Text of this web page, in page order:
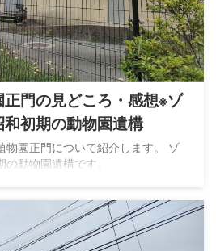
門の見どころ・感想※ゾ
初期の動物園遺構
物園正門について紹介します。 ゾ
動物園遺構です。